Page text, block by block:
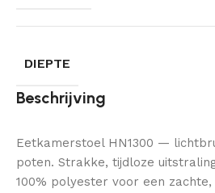
DIEPTE
Beschrijving
Eetkamerstoel HN1300 —
poten. Strakke, tijdloze
100% polyester voor een zachte,